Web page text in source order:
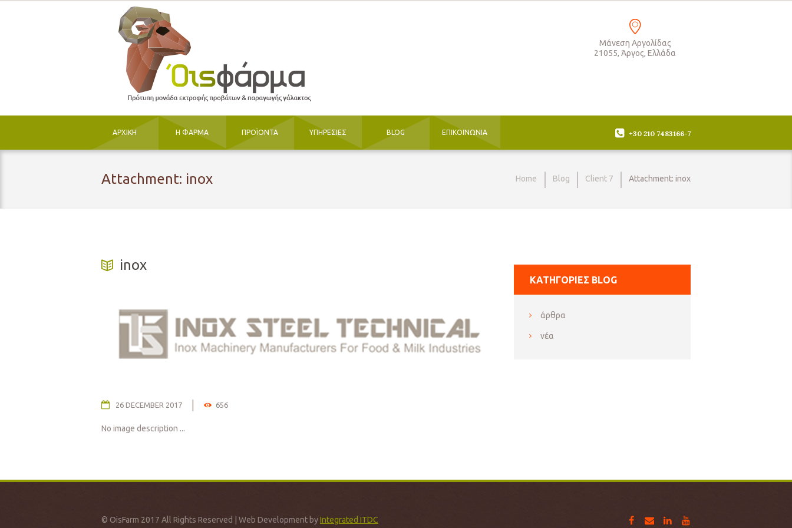
Μάνεση Αργολίδας
21055, Άργος, Ελλάδα
ΑΡΧΙΚΗ Η ΦΑΡΜΑ ΠΡΟΪΟΝΤΑ ΥΠΗΡΕΣΙΕΣ BLOG ΕΠΙΚΟΙΝΩΝΙΑ +30 210 7483166-7
Attachment: inox Home Blog Client 7 Attachment: inox
inox
26 DECEMBER 2017 656
No image description ...
ΚΑΤΗΓΟΡΊΕΣ BLOG
άρθρα
νέα
© OisFarm 2017 All Rights Reserved | Web Development byIntegrated ITDC